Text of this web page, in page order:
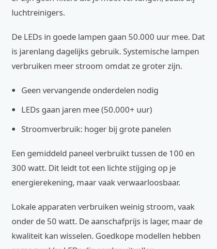
luchtreinigers.
De LEDs in goede lampen gaan 50.000 uur mee. Dat
is jarenlang dagelijks gebruik. Systemische lampen
verbruiken meer stroom omdat ze groter zijn.
Geen vervangende onderdelen nodig
LEDs gaan jaren mee (50.000+ uur)
Stroomverbruik: hoger bij grote panelen
Een gemiddeld paneel verbruikt tussen de 100 en
300 watt. Dit leidt tot een lichte stijging op je
energierekening, maar vaak verwaarloosbaar.
Lokale apparaten verbruiken weinig stroom, vaak
onder de 50 watt. De aanschafprijs is lager, maar de
kwaliteit kan wisselen. Goedkope modellen hebben